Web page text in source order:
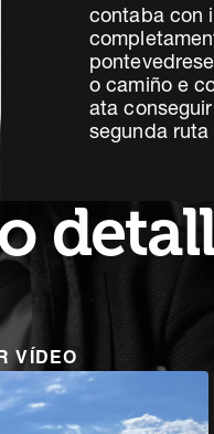
contaba con
o camiño e
ata
segunda
VÍDEO